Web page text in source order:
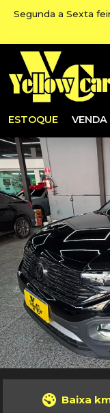
Segunda a Sexta
ESTOQUE VENDA
Baixa